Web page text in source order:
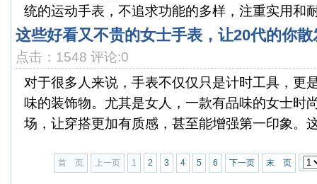
统的运动手表，不追求功能的多样，注重实用和
这些好看又不贵的女士手表，让20代的你
点击：1548 评论:0
对于很多人来说，手表不仅仅只是计时工具，更
味的装饰物。尤其是女人，一款有品味的女士时
场，让穿搭更加有质感，甚至能增强第一印象。
首 页 上一页 1 2 3 4 5 6 下一页 末 页